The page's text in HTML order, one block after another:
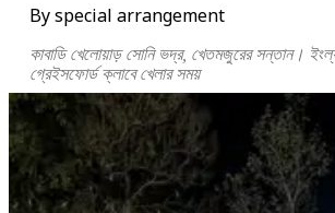
By special arrangement
কাবাডি খেলোয়াড় সোনি ভদ্র, খেতমজুরের সন্তান।
গ্রেইসফোর্ড ক্লাবে খেলার সময়